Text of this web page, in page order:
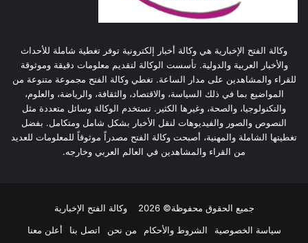
وكالة الفتح الإخبارية هي وكالة أخبار إلكترونية توفر تغطية شاملة للأحداث
والأخبار العربية والدولية. تأسست الوكالة لتقديم معلومات دقيقة وموثوقة
للقراء والمشاهدين على مدار الساعة. تغطي وكالة الفتح مجموعة متنوعة من
المواضيع بما في ذلك السياسة، والاقتصاد، والثقافة، والرياضة، والعلوم،
والتكنولوجيا، والصحة، وغيرها الكثير. تستخدم الوكالة وسائل متعددة مثل
النصوص والصور والفيديوهات لنقل الأخبار بشكل شامل ومتكامل. بفضل
تغطيتها الشاملة والمهنية، أصبحت وكالة الفتح مصدراً موثوقاً للمعلومات للعديد
من القراء والمشاهدين في العالم العربي وخارجه.
جميع الحقوق محفوظة© 2026
وكالة الفتح الإخبارية
سياسة الخصوصية
الشروط والأحكام من نحن اتصل بنا أعلن معنا